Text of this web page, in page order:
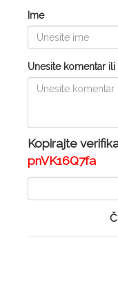
Ime
Unesite komentar ili
Kopirajte
pnVK16Q7fa